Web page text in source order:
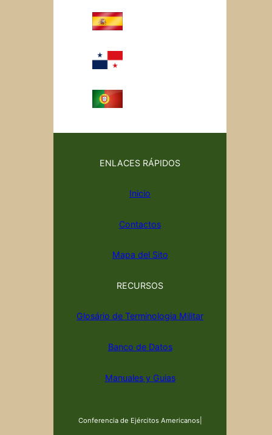
ENLACES RÁPIDOS
Inicio
Contactos
Mapa del Sito
RECURSOS
Glosário de Terminologia Militar
Banco de Datos
Manuales y Guias
Conferencia de Ejércitos Americanos|